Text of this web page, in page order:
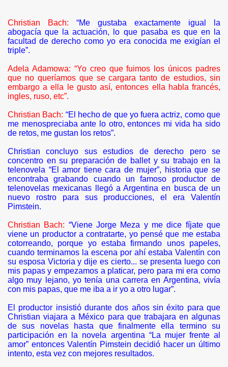
Christian Bach:
“Me gustaba exactamente igual la
abogacía que la actuación, lo que pasaba es que en la
facultad de derecho como yo era conocida me exigían el
triple”.
Adela Adamowa: “Yo creo que fuimos los únicos padres
que no queríamos que se cargara tanto de estudios, sin
embargo a ella le gusto así, entonces ella habla francés,
ingles, ruso, etc”.
Christian Bach: “El hecho de que yo fuera actriz, como que
me menospreciaba ante lo otro, entonces mi vida ha sido
de retos, me gustan los retos”.
Christian concluyo sus estudios de derecho pero se
concentro en su preparación de ballet y su trabajo en la
telenovela “El amor tiene cara de mujer”, historia que se
encontraba grabando cuando un famoso productor de
telenovelas mexicanas llegó a Argentina en busca de un
nuevo rostro para sus producciones, el era Valentín
Pimstein.
Christian Bach: “Viene Jorge Meza y me dice fíjate que
viene un productor a contratarte, yo pensé que me estaba
cotorreando, porque yo estaba firmando unos papeles,
cuando terminamos la escena por ahí estaba Valentín con
su esposa Victoria y dije es cierto... se presenta luego con
mis papas y empezamos a platicar, pero para mi era como
algo muy lejano, yo tenía una carrera en Argentina, vivía
con mis papas, que me iba a ir yo a otro lugar”.
El productor insistió durante dos años sin éxito para que
Christian viajara a México para que trabajara en algunas
de sus novelas hasta que finalmente ella termino su
participación en la novela argentina “La mujer frente al
amor” entonces Valentín Pimstein decidió hacer un último
intento, esta vez con mejores resultados.